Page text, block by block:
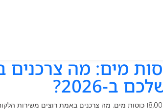
מלאכותית, בני אדם ו-18,000
ב-2026?